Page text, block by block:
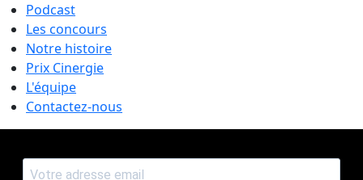
Podcast
Les concours
Notre histoire
Prix Cinergie
L'équipe
Contactez-nous